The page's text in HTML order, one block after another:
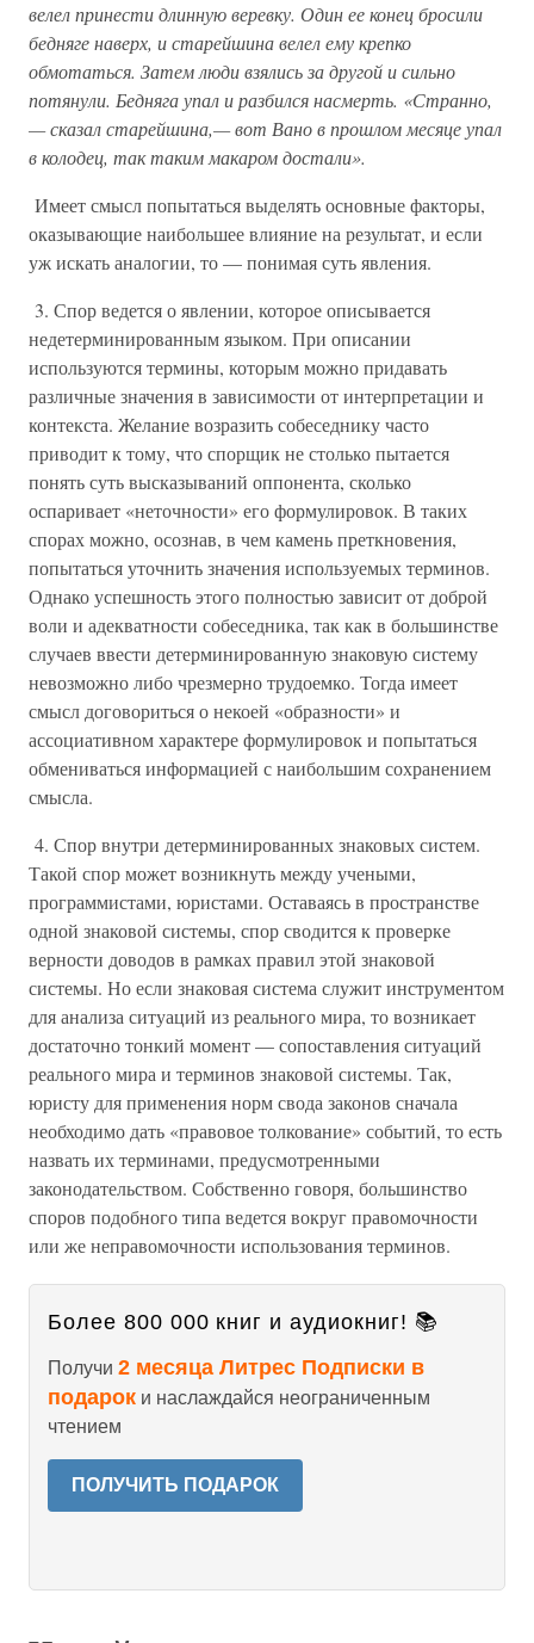
велел принести длинную веревку. Один ее конец бросили
бедняге наверх, и старейшина велел ему крепко
обмотаться. Затем люди взялись за другой и сильно
потянули. Бедняга упал и разбился насмерть. «Странно,
— сказал старейшина,— вот Вано в прошлом месяце упал
в колодец, так таким макаром достали».
Имеет смысл попытаться выделять основные факторы,
оказывающие наибольшее влияние на результат, и если
уж искать аналогии, то — понимая суть явления.
3. Спор ведется о явлении, которое описывается
недетерминированным языком. При описании
используются термины, которым можно придавать
различные значения в зависимости от интерпретации и
контекста. Желание возразить собеседнику часто
приводит к тому, что спорщик не столько пытается
понять суть высказываний оппонента, сколько
оспаривает «неточности» его формулировок. В таких
спорах можно, осознав, в чем камень преткновения,
попытаться уточнить значения используемых терминов.
Однако успешность этого полностью зависит от доброй
воли и адекватности собеседника, так как в большинстве
случаев ввести детерминированную знаковую систему
невозможно либо чрезмерно трудоемко. Тогда имеет
смысл договориться о некоей «образности» и
ассоциативном характере формулировок и попытаться
обмениваться информацией с наибольшим сохранением
смысла.
4. Спор внутри детерминированных знаковых систем.
Такой спор может возникнуть между учеными,
программистами, юристами. Оставаясь в пространстве
одной знаковой системы, спор сводится к проверке
верности доводов в рамках правил этой знаковой
системы. Но если знаковая система служит инструментом
для анализа ситуаций из реального мира, то возникает
достаточно тонкий момент — сопоставления ситуаций
реального мира и терминов знаковой системы. Так,
юристу для применения норм свода законов сначала
необходимо дать «правовое толкование» событий, то есть
назвать их терминами, предусмотренными
законодательством. Собственно говоря, большинство
споров подобного типа ведется вокруг правомочности
или же неправомочности использования терминов.
Более 800 000 книг и аудиокниг! 📚
Получи 2 месяца Литрес Подписки в
подарок и наслаждайся неограниченным
чтением
ПОЛУЧИТЬ ПОДАРОК